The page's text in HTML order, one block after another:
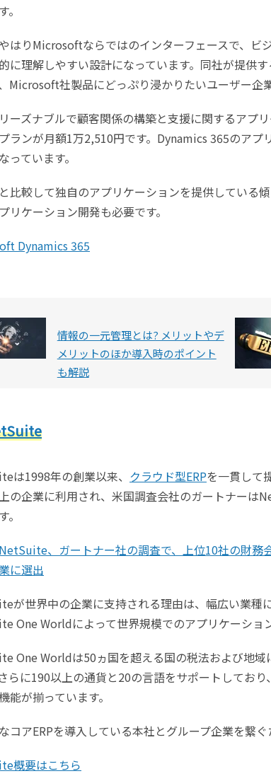
。
はりMicrosoftならではのインターフェースで、ビ
に理解しやすい設計になっています。同社が提供
Microsoft社製品にどっぷり浸かりたいユーザー企
ーズナブルで顧客関係の構築と支援に関するアプ
ランが月額1万2,510円です。Dynamics 365のア
っています。
比較して独自のアプリケーションを提供している
リケーション開発も必要です。
Dynamics 365
情報の一元管理とは? メリットやデ
メリットのほか導入時のポイント
も解説
は1998年の創業以来、 クラウド型ERPを一貫して
の企業に利用され、米国調査会社のガートナー
。
NetSuite、ガートナー社の調査で、上位10社の財務
に選出
が世界中の企業に支持される理由は、幅広い業種
One Worldによって世界規模でのアプリケーショ
One Worldは50ヵ国を超える国の税法および地
らに190以上の通貨と20の言語をサポートしてお
能が揃っています。
コアERPを導入している本社とグループ企業を繋ぐ
概要はこちら